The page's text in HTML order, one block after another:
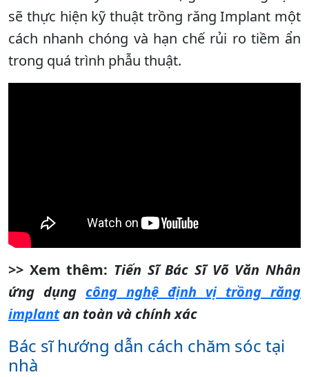
sẽ thực hiện kỹ thuật trồng răng Implant một
cách nhanh chóng và hạn chế rủi ro tiềm ẩn
trong quá trình phẫu thuật.
>> Xem thêm: Tiến Sĩ Bác Sĩ Võ Văn Nhân
ứng dụng công nghệ định vị trồng răng
implantan toàn và chính xác
Bác sĩ hướng dẫn cách chăm sóc tại
nhà